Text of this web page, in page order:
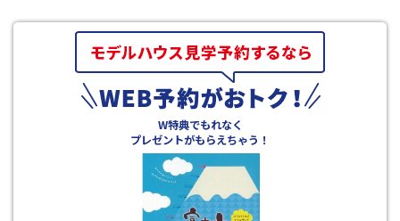
W特典でもれなく
プレゼントがもらえちゃう！